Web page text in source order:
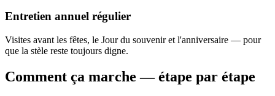
Entretien annuel régulier
Visites avant les fêtes, le Jour du souvenir et l'anniversaire — pour
que la stèle reste toujours digne.
Comment ça marche — étape par étape